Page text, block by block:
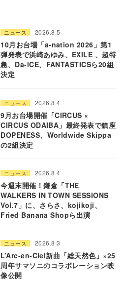
ニュース 2026.8.5
10月お台場「a-nation 2026」第1
弾発表で浜崎あゆみ、EXILE 、超特
急、Da-iCE、FANTASTICSら20組
決定
ニュース 2026.8.4
9月お台場開催「CIRCUS ×
CIRCUS ODAIBA」最終発表で鎮座
DOPENESS、Worldwide Skippa
の2組決定
ニュース 2026.8.4
今週末開催！鎌倉「THE
WALKERS IN TOWN SESSIONS
Vol.7」に、さらさ、kojikoji、
Fried Banana Shopら出演
ニュース 2026.8.3
L’Arc-en-Ciel新曲「総天然色」×25
周年サマソニのコラボレーション映
像公開